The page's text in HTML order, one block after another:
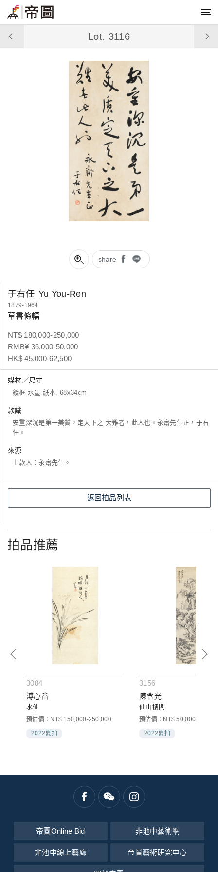
share
Lot. 3116
于右任 Yu You-Ren
1879-1964
草書條幅
NT$ 180,000-250,000
RMB¥ 36,000-50,000
HK$ 45,000-62,500
媒材／尺寸
鏡框 水墨 紙本, 68x34cm
款識
安重深沉是第一美質，定天下之 大難者，此人也。永齋先生正，于右
任。
來源
上款人：永齋先生。
返回拍品列表
拍品推薦
3084
溥心畬
水仙
預估價：NT$ 150,000-250,000
2022夏拍
3156
陳含光
仙山樓閣
預估價：NT$ 50,000-80,000
2022夏拍
帝圖Online Bid 非池中藝術網
非池中線上藝廊 帝圖藝術研究中心